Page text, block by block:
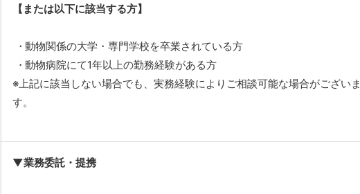
【または以下に該当する方】
動物関係の大学・専門学校を卒業されている方
動物病院にて1年以上の勤務経験がある方
※上記に該当しない場合でも、実務経験によりご相談可能な場合がございま
す。
▼業務委託・提携